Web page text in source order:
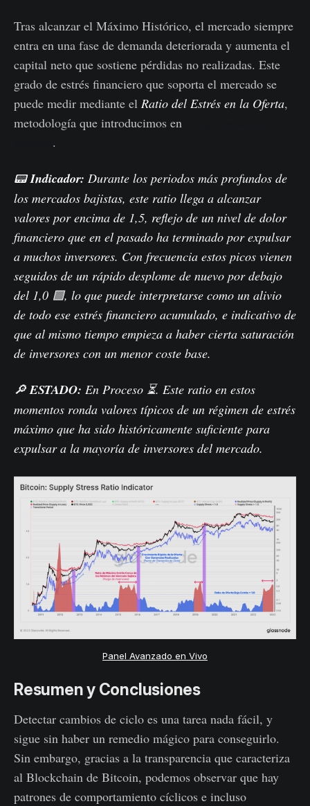
Tras alcanzar el Máximo Histórico, el mercado siempre
entra en una fase de demanda deteriorada y aumenta el
capital neto que sostiene pérdidas no realizadas. Este
grado de estrés financiero que soporta el mercado se
puede medir mediante el Ratio del Estrés en la Oferta,
metodología que introducimos en
.
📟Indicador: Durante los periodos más profundos de
los mercados bajistas, este ratio llega a alcanzar
valores por encima de 1,5, reflejo de un nivel de dolor
financiero que en el pasado ha terminado por expulsar
a muchos inversores. Con frecuencia estos picos vienen
seguidos de un rápido desplome de nuevo por debajo
del 1,0 🟪, lo que puede interpretarse como un alivio
de todo ese estrés financiero acumulado, e indicativo de
que al mismo tiempo empieza a haber cierta saturación
de inversores con un menor coste base.
🔎ESTADO: En Proceso ⏳. Este ratio en estos
momentos ronda valores típicos de un régimen de estrés
máximo que ha sido históricamente suficiente para
expulsar a la mayoría de inversores del mercado.
Panel Avanzado en Vivo
Resumen y Conclusiones
Detectar cambios de ciclo es una tarea nada fácil, y
sigue sin haber un remedio mágico para conseguirlo.
Sin embargo, gracias a la transparencia que caracteriza
al Blockchain de Bitcoin, podemos observar que hay
patrones de comportamiento cíclicos e incluso